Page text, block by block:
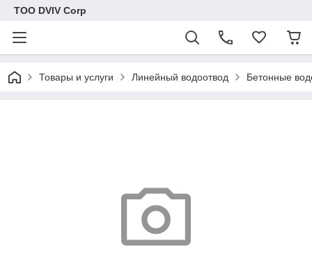
ТОО DVIV Corp
Товары и услуги Линейный водоотвод Бетонные